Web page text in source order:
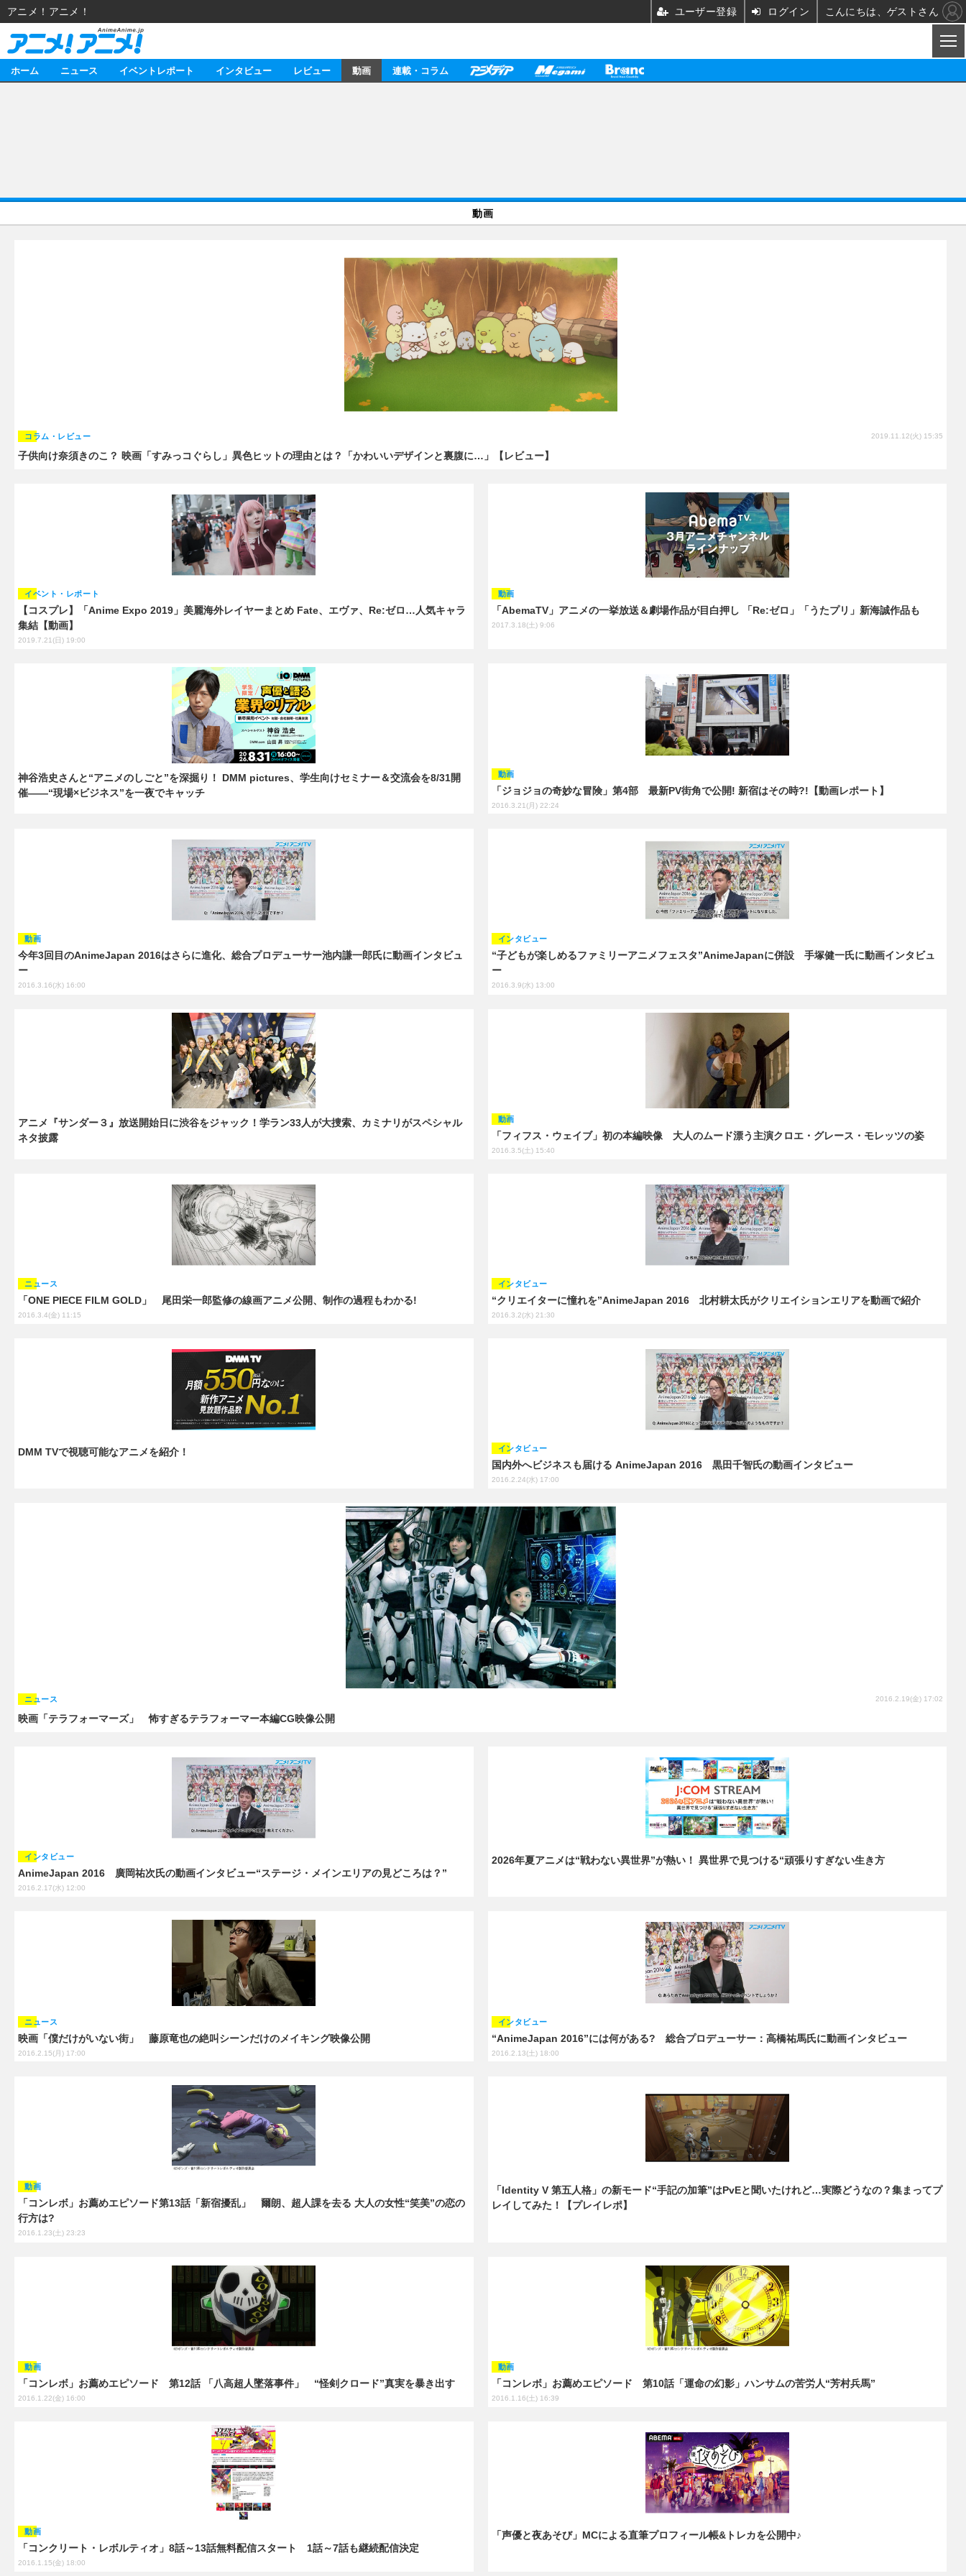
海外イベント ビジネス
俳優・タレント アーティスト
レビュー
アニメ 実写
動画
ホーム ニュース イベントレポート インタビュー レビュー 動画 連載・コラム
動画
子供向け奈須きのこ？ 映画「すみっコぐらし」異色ヒットの理由とは？「かわいいデザインと裏腹に…」【レビュー】
コラム・レビュー 2019.11.12(火) 15:35
【コスプレ】「Anime Expo 2019」美麗海外レイヤーまとめ Fate、エヴァ、Re:ゼロ…人気キャラ
集結【動画】
イベント・レポート
2019.7.21(日) 19:00
「AbemaTV」アニメの一挙放送＆劇場作品が目白押し 「Re:ゼロ」「うたプリ」新海誠作品も
動画
2017.3.18(土) 9:06
神谷浩史さんと“アニメのしごと”を深掘り！ DMM pictures、学生向けセミナー＆交流会を8/31開
催――“現場×ビジネス”を一夜でキャッチ
「ジョジョの奇妙な冒険」第4部 最新PV街角で公開! 新宿はその時?!【動画レポート】
動画
2016.3.21(月) 22:24
今年3回目のAnimeJapan 2016はさらに進化、総合プロデューサー池内謙一郎氏に動画インタビュ
ー
動画
2016.3.16(水) 16:00
“子どもが楽しめるファミリーアニメフェスタ”AnimeJapanに併設 手塚健一氏に動画インタビュ
ー
インタビュー
2016.3.9(水) 13:00
アニメ『サンダー３』放送開始日に渋谷をジャック！学ラン33人が大捜索、カミナリがスペシャル
ネタ披露
「フィフス・ウェイブ」初の本編映像 大人のムード漂う主演クロエ・グレース・モレッツの姿
動画
2016.3.5(土) 15:40
「ONE PIECE FILM GOLD」 尾田栄一郎監修の線画アニメ公開、制作の過程もわかる!
ニュース
2016.3.4(金) 11:15
“クリエイターに憧れを”AnimeJapan 2016 北村耕太氏がクリエイションエリアを動画で紹介
インタビュー
2016.3.2(水) 21:30
DMM TVで視聴可能なアニメを紹介！
国内外へビジネスも届ける AnimeJapan 2016 黒田千智氏の動画インタビュー
インタビュー
2016.2.24(水) 17:00
映画「テラフォーマーズ」 怖すぎるテラフォーマー本編CG映像公開
ニュース 2016.2.19(金) 17:02
AnimeJapan 2016 廣岡祐次氏の動画インタビュー“ステージ・メインエリアの見どころは？”
インタビュー
2016.2.17(水) 12:00
2026年夏アニメは“戦わない異世界”が熱い！ 異世界で見つける“頑張りすぎない生き方
映画「僕だけがいない街」 藤原竜也の絶叫シーンだけのメイキング映像公開
ニュース
2016.2.15(月) 17:00
“AnimeJapan 2016”には何がある? 総合プロデューサー：高橋祐馬氏に動画インタビュー
インタビュー
2016.2.13(土) 18:00
「コンレボ」お薦めエピソード第13話「新宿擾乱」 爾朗、超人課を去る 大人の女性“笑美”の恋の
行方は?
動画
2016.1.23(土) 23:23
「Identity V 第五人格」の新モード“手記の加筆”はPvEと聞いたけれど…実際どうなの？集まってプ
レイしてみた！【プレイレポ】
「コンレボ」お薦めエピソード 第12話 「八高超人墜落事件」 “怪剣クロード”真実を暴き出す
動画
2016.1.22(金) 16:00
「コンレボ」お薦めエピソード 第10話「運命の幻影」ハンサムの苦労人“芳村兵馬”
動画
2016.1.16(土) 16:39
「コンクリート・レボルティオ」8話～13話無料配信スタート 1話～7話も継続配信決定
動画
2016.1.15(金) 18:00
「声優と夜あそび」MCによる直筆プロフィール帳&トレカを公開中♪
アニメ！アニメ！ ユーザー登録 ログイン こんにちは、ゲストさん